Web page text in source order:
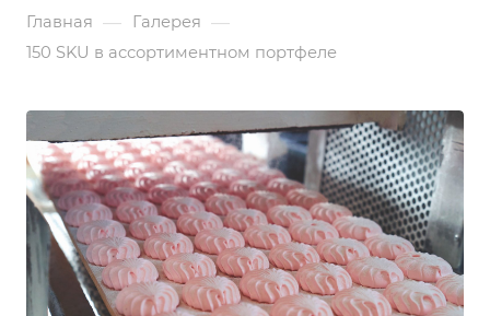
Главная — Галерея —
150 SKU в ассортиментном портфеле